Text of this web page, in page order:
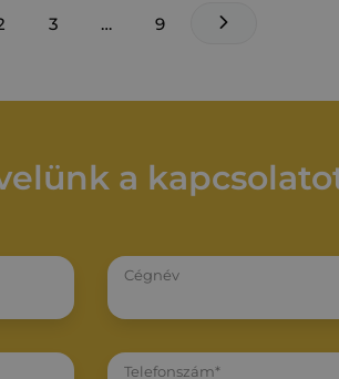
3 … 9
a
Cégnév
Telefonszám*